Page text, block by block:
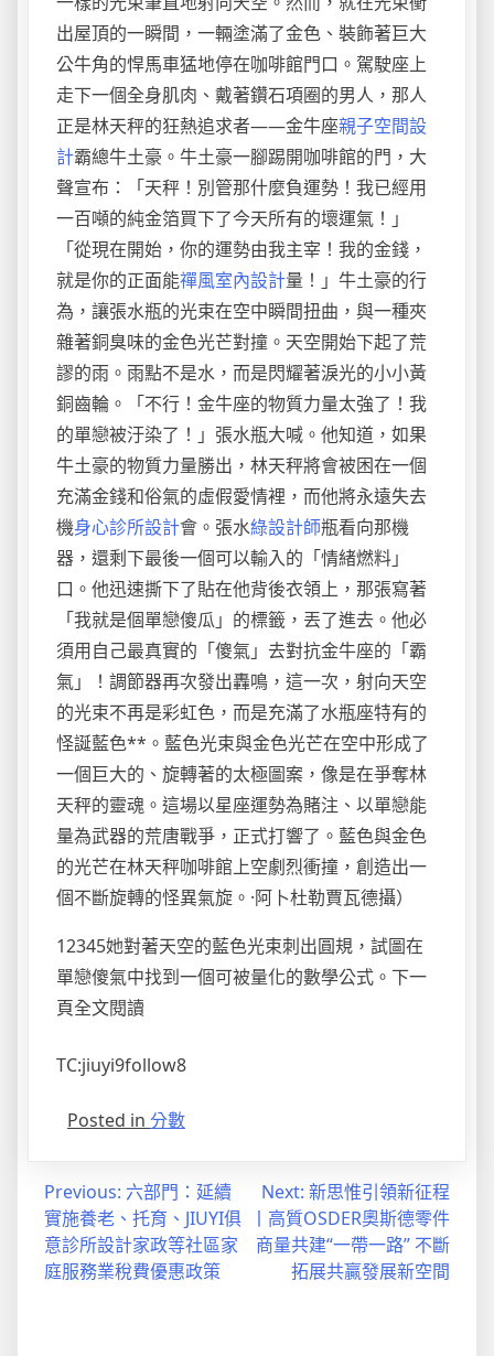
出屋頂的一瞬間，一輛塗滿了金色、裝飾著巨大
公牛角的悍馬車猛地停在咖啡館門口。駕駛座上
走下一個全身肌肉、戴著鑽石項圈的男人，那人
正是林天秤的狂熱追求者——金牛座親子空間設
計霸總牛土豪。牛土豪一腳踢開咖啡館的門，大
聲宣布：「天秤！別管那什麼負運勢！我已經用
一百噸的純金箔買下了今天所有的壞運氣！」
「從現在開始，你的運勢由我主宰！我的金錢，
就是你的正面能禪風室內設計量！」牛土豪的行
為，讓張水瓶的光束在空中瞬間扭曲，與一種夾
雜著銅臭味的金色光芒對撞。天空開始下起了荒
謬的雨。雨點不是水，而是閃耀著淚光的小小黃
銅齒輪。「不行！金牛座的物質力量太強了！我
的單戀被汙染了！」張水瓶大喊。他知道，如果
牛土豪的物質力量勝出，林天秤將會被困在一個
充滿金錢和俗氣的虛假愛情裡，而他將永遠失去
機身心診所設計會。張水綠設計師瓶看向那機
器，還剩下最後一個可以輸入的「情緒燃料」
口。他迅速撕下了貼在他背後衣領上，那張寫著
「我就是個單戀傻瓜」的標籤，丟了進去。他必
須用自己最真實的「傻氣」去對抗金牛座的「霸
氣」！調節器再次發出轟鳴，這一次，射向天空
的光束不再是彩虹色，而是充滿了水瓶座特有的
怪誕藍色**。藍色光束與金色光芒在空中形成了
一個巨大的、旋轉著的太極圖案，像是在爭奪林
天秤的靈魂。這場以星座運勢為賭注、以單戀能
量為武器的荒唐戰爭，正式打響了。藍色與金色
的光芒在林天秤咖啡館上空劇烈衝撞，創造出一
個不斷旋轉的怪異氣旋。·阿卜杜勒賈瓦德攝）
12345她對著天空的藍色光束刺出圓規，試圖在
單戀傻氣中找到一個可被量化的數學公式。下一
頁全文閱讀
TC:jiuyi9follow8
Posted in 分數
Previous: 六部門：延續
實施養老、托育、JIUYI俱
意診所設計家政等社區家
庭服務業稅費優惠政策
Next: 新思惟引領新征程
丨高質OSDER奧斯德零件
商量共建“一帶一路” 不斷
拓展共贏發展新空間